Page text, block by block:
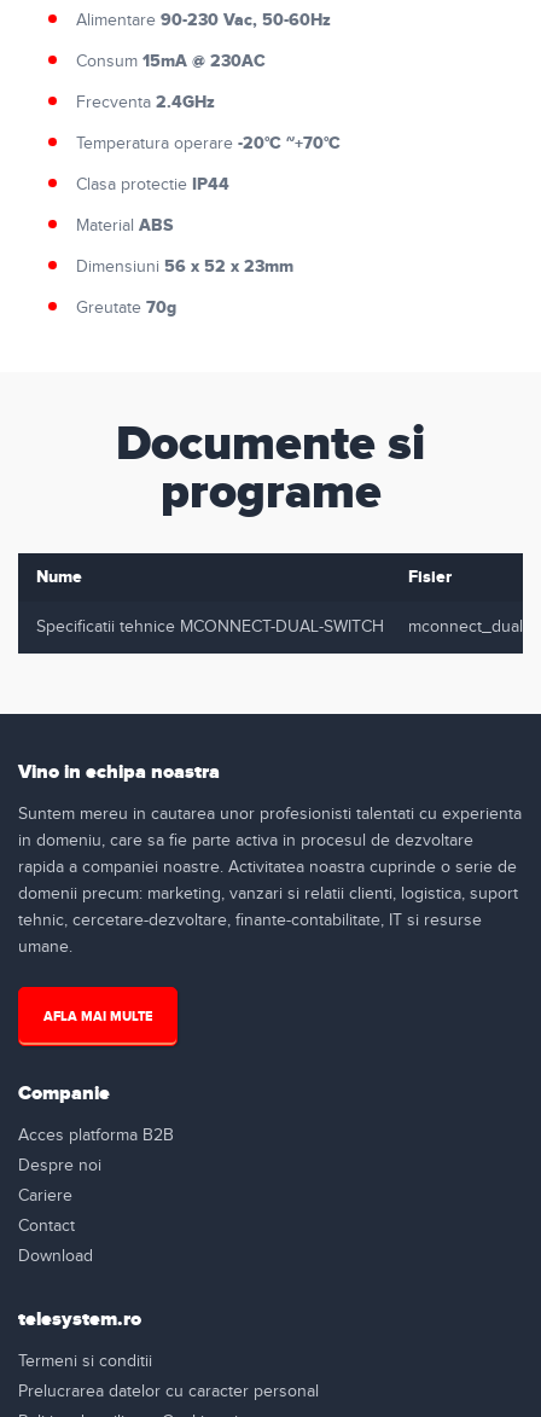
Alimentare 90-230 Vac, 50-60Hz
Consum 15mA @ 230AC
Frecventa 2.4GHz
Temperatura operare -20°C ~+70°C
Clasa protectie IP44
Material ABS
Dimensiuni 56 x 52 x 23mm
Greutate 70g
Documente si
programe
Nume Fisier
Specificatii tehnice MCONNECT-DUAL-SWITCH
Vino in echipa noastra
Suntem mereu in cautarea unor profesionisti talentati cu experienta
in domeniu, care sa fie parte activa in procesul de dezvoltare
rapida a companiei noastre. Activitatea noastra cuprinde o serie de
domenii precum: marketing, vanzari si relatii clienti, logistica, suport
tehnic, cercetare-dezvoltare, finante-contabilitate, IT si resurse
umane.
AFLA MAI MULTE
Companie
Acces platforma B2B
Despre noi
Cariere
Contact
Download
telesystem.ro
Termeni si conditii
Prelucrarea datelor cu caracter personal